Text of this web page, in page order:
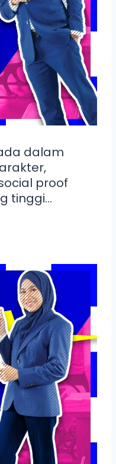
dalam
proof
tinggi…